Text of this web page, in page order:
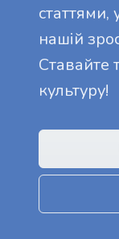
нашій
Ставайте
культуру!